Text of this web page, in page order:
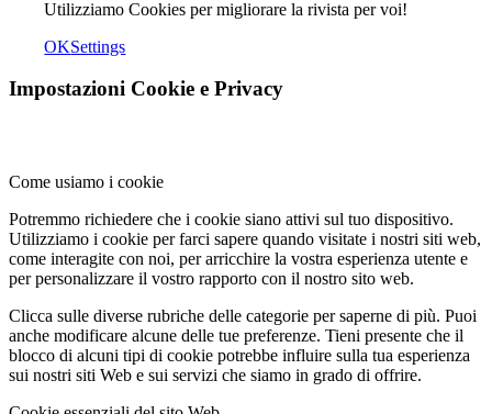
Utilizziamo Cookies per migliorare la rivista per voi!
OKSettings
Impostazioni Cookie e Privacy
Come usiamo i cookie
Potremmo richiedere che i cookie siano attivi sul tuo dispositivo.
Utilizziamo i cookie per farci sapere quando visitate i nostri siti web,
come interagite con noi, per arricchire la vostra esperienza utente e
per personalizzare il vostro rapporto con il nostro sito web.
Clicca sulle diverse rubriche delle categorie per saperne di più. Puoi
anche modificare alcune delle tue preferenze. Tieni presente che il
blocco di alcuni tipi di cookie potrebbe influire sulla tua esperienza
sui nostri siti Web e sui servizi che siamo in grado di offrire.